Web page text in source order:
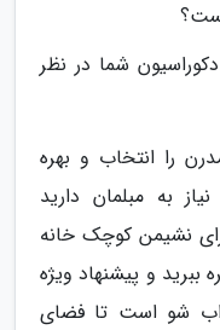
شما در نظر
را انتخاب و بهره
به مبلمان دارید
نشیمن کوچک خانه
و پیشنهاد ویژه
شو است تا فضای